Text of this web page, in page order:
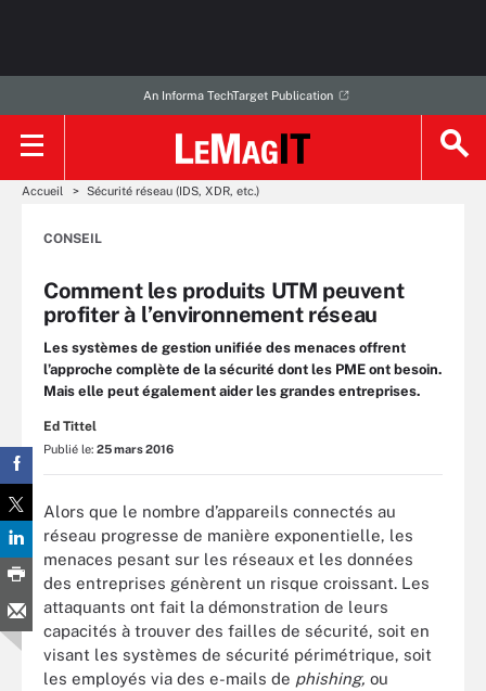
An Informa TechTarget Publication
Accueil Sécurité réseau (IDS, XDR, etc.)
CONSEIL
Comment les produits UTM peuvent
profiter à l’environnement réseau
Les systèmes de gestion unifiée des menaces offrent
l’approche complète de la sécurité dont les PME ont besoin.
Mais elle peut également aider les grandes entreprises.
Ed Tittel
Publié le: 25 mars 2016
Alors que le nombre d’appareils connectés au
réseau progresse de manière exponentielle, les
menaces pesant sur les réseaux et les données
des entreprises génèrent un risque croissant. Les
attaquants ont fait la démonstration de leurs
capacités à trouver des failles de sécurité, soit en
visant les systèmes de sécurité périmétrique, soit
les employés via des e-mails de phishing, ou